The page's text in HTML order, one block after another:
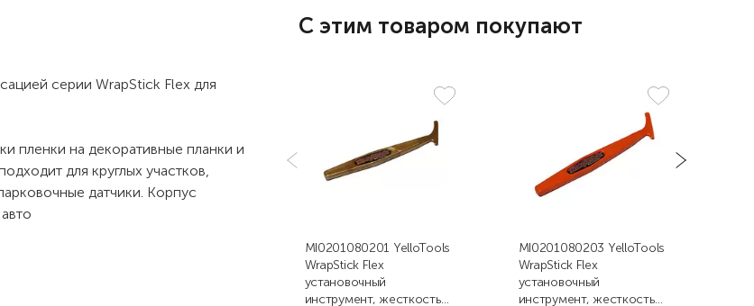
серии WrapStick Flex для
пленки на декоративные планки и
для круглых участков,
датчики. Корпус
С этим товаром покупают
MI0201080201 YelloTools
WrapStick Flex
установочный
инструмент, жесткость
MI0201080203 YelloTools
WrapStick Flex
установочный
инструмент, жесткость